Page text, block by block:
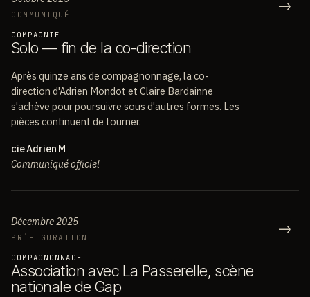
COMMUNIQUÉ
COMPAGNIE
Solo — fin de la co-direction
Après quinze ans de compagnonnage, la co-
direction d'Adrien Mondot et Claire Bardainne
s'achève pour poursuivre sous d'autres formes. Les
pièces continuent de tourner.
cie Adrien M
Communiqué officiel
→
Décembre 2025
PRÉFIGURATION
COMPAGNONNAGE
Association avec La Passerelle, scène
nationale de Gap
→